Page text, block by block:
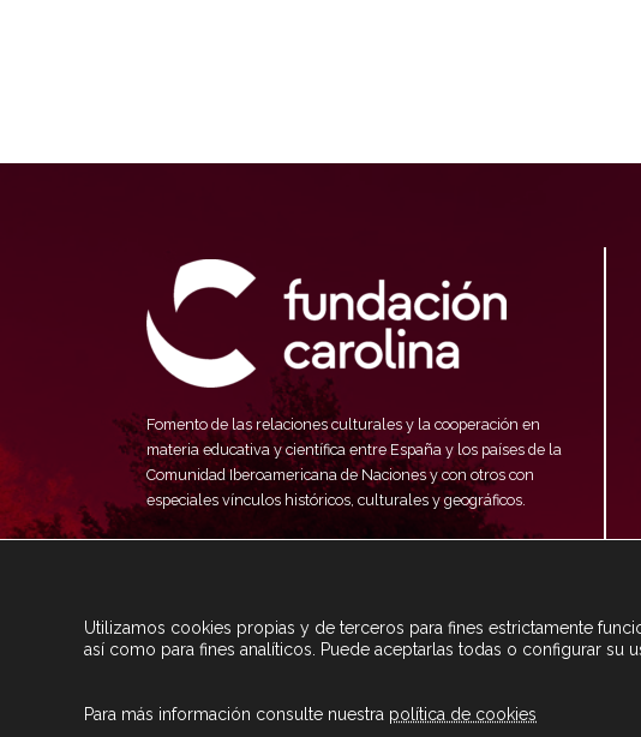
Fomento de las relaciones culturales y la cooperación en
materia educativa y científica entre España y los países de la
Comunidad Iberoamericana de Naciones y con otros con
especiales vínculos históricos, culturales y geográficos.
Utilizamos cookies propias y de terceros para fines estrictamente
así como para fines analíticos. Puede aceptarlas todas o configurar su
Para más información consulte nuestra política de cookies